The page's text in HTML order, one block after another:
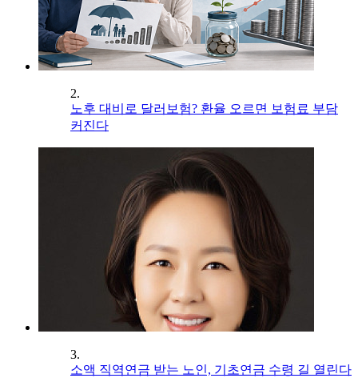
2.
노후 대비로 달러보험? 환율 오르면 보험료 부담
커진다
3.
소액 직역연금 받는 노인, 기초연금 수령 길 열린다